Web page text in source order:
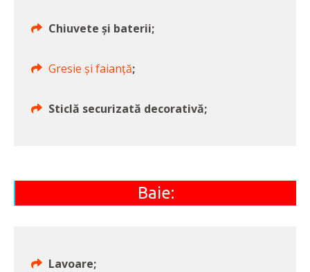
Chiuvete și baterii;
Gresie și faianță;
Sticlă securizată decorativă;
Baie:
Lavoare;